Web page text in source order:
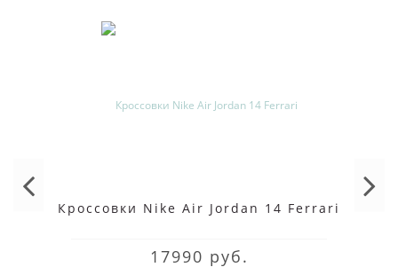
Кроссовки Nike Air Jordan 14 Ferrari
17990 руб.